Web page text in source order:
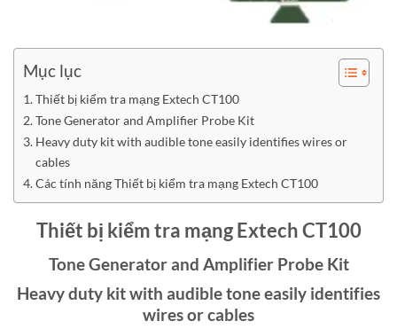
Mục lục
Thiết bị kiểm tra mạng Extech CT100
Tone Generator and Amplifier Probe Kit
Heavy duty kit with audible tone easily identifies wires or
cables
Các tính năng Thiết bị kiểm tra mạng Extech CT100
Thiết bị kiểm tra mạng Extech CT100
Tone Generator and Amplifier Probe Kit
Heavy duty kit with audible tone easily identifies
wires or cables